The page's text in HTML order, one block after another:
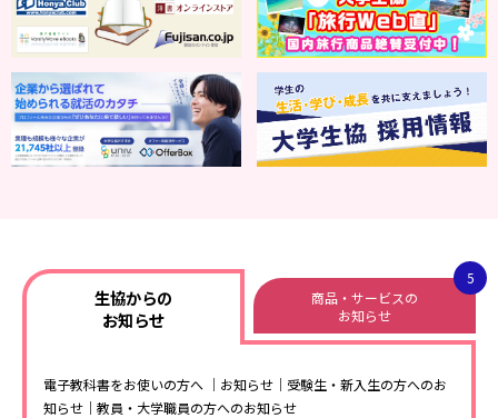
生協からの
お知らせ
商品・サービスの
お知らせ
5
電子教科書をお使いの方へ ｜お知らせ｜受験生・新入生の方へのお
知らせ｜教員・大学職員の方へのお知らせ